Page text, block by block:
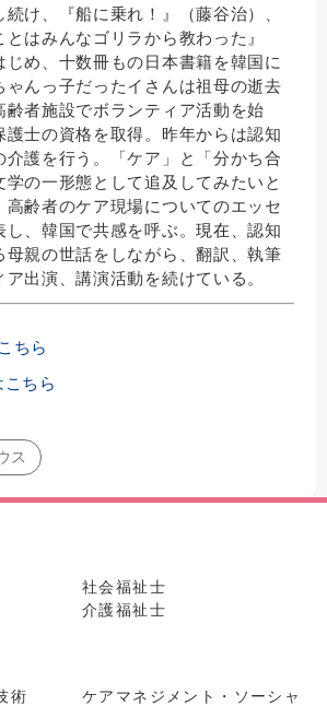
け、『船に乗れ！』（藤谷治）、
とはみんなゴリラから教わった』
じめ、十数冊もの日本書籍を韓国に
ゃんっ子だったイさんは祖母の逝去
齢者施設でボランティア活動を始
護士の資格を取得。昨年からは認知
介護を行う。「ケア」と「分かち合
学の一形態として追及してみたいと
高齢者のケア現場についてのエッセ
し、韓国で共感を呼ぶ。現在、認知
母親の世話をしながら、翻訳、執筆
出演、講演活動を続けている。
ちら
ちら
ス
社会福祉士
介護福祉士
術
ケアマネジメント・ソーシャ